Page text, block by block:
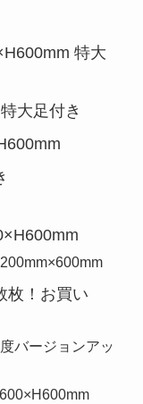
特大
大足付き
枚！お買い
バージョンアッ